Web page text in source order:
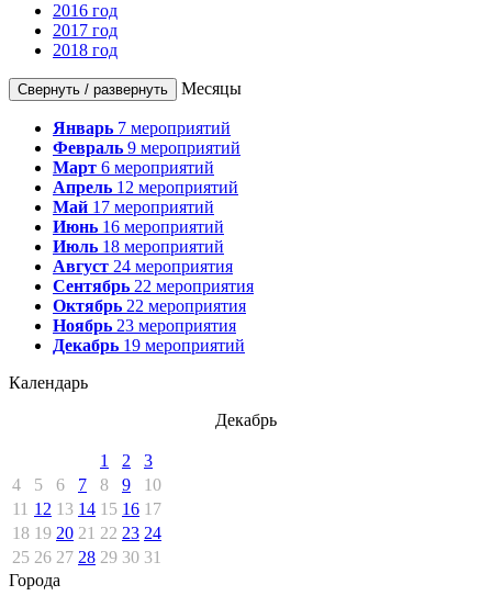
2016 год
2017 год
2018 год
Свернуть / развернуть Месяцы
Январь 7 мероприятий
Февраль 9 мероприятий
Март 6 мероприятий
Апрель 12 мероприятий
Май 17 мероприятий
Июнь 16 мероприятий
Июль 18 мероприятий
Август 24 мероприятия
Сентябрь 22 мероприятия
Октябрь 22 мероприятия
Ноябрь 23 мероприятия
Декабрь 19 мероприятий
Календарь
Декабрь
1 2
3
4
5 6 7 8 9
10
11 12 13 14 15 16 17
18 19 20 21 22 23 24
25 26 27 28 29 30 31
Города